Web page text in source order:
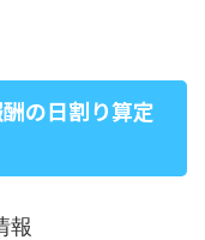
の日割り算定
報